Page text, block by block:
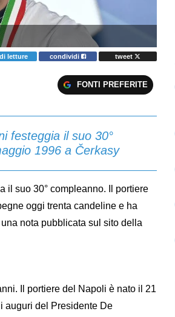
letture condividi tweet
FONTI PREFERITE
festeggia il suo 30°
1996 a Čerkasy
il suo 30° compleanno. Il portiere
oggi trenta candeline e ha
nota pubblicata sul sito della
Il portiere del Napoli è nato il 21
auguri del Presidente De